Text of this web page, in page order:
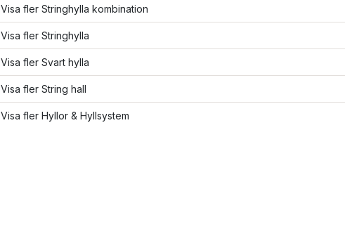
Visa fler Stringhylla kombination
Visa fler Stringhylla
Visa fler Svart hylla
Visa fler String hall
Visa fler Hyllor & Hyllsystem